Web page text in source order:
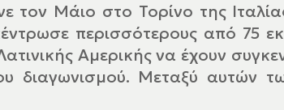
τον Μάιο στο Τορίνο της
περισσότερους από 75
Αμερικής να έχουν
διαγωνισμού. Μεταξύ αυτών